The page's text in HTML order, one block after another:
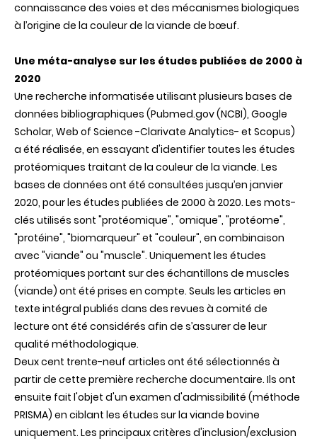
connaissance des voies et des mécanismes biologiques
à l’origine de la couleur de la viande de bœuf.
Une méta-analyse sur les études publiées de 2000 à
2020
Une recherche informatisée utilisant plusieurs bases de
données bibliographiques (Pubmed.gov (NCBI), Google
Scholar, Web of Science -Clarivate Analytics- et Scopus)
a été réalisée, en essayant d'identifier toutes les études
protéomiques traitant de la couleur de la viande. Les
bases de données ont été consultées jusqu’en janvier
2020, pour les études publiées de 2000 à 2020. Les mots-
clés utilisés sont "protéomique", "omique", "protéome",
"protéine", "biomarqueur" et "couleur", en combinaison
avec "viande" ou "muscle". Uniquement les études
protéomiques portant sur des échantillons de muscles
(viande) ont été prises en compte. Seuls les articles en
texte intégral publiés dans des revues à comité de
lecture ont été considérés afin de s’assurer de leur
qualité méthodologique.
Deux cent trente-neuf articles ont été sélectionnés à
partir de cette première recherche documentaire. Ils ont
ensuite fait l'objet d'un examen d'admissibilité (méthode
PRISMA) en ciblant les études sur la viande bovine
uniquement. Les principaux critères d'inclusion/exclusion